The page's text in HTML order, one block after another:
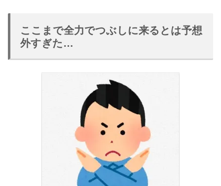
ここまで全力でつぶしに来るとは予想
外すぎた…